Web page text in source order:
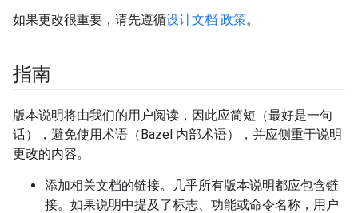
如果更改很重要，请先遵循设计文档 政策。
指南
版本说明将由我们的用户阅读，因此应简短（最好是一句
话），避免使用术语（Bazel 内部术语），并应侧重于说明
更改的内容。
添加相关文档的链接。几乎所有版本说明都应包含链
接。如果说明中提及了标志、功能或命令名称，用户